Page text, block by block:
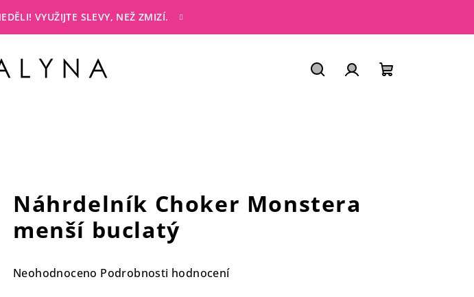
VYUŽIJTE SLEVY, NEŽ ZMIZÍ.
Náhrdelník Choker Monstera
menší buclatý
Průměrné
Neohodnoceno Podrobnosti hodnocení